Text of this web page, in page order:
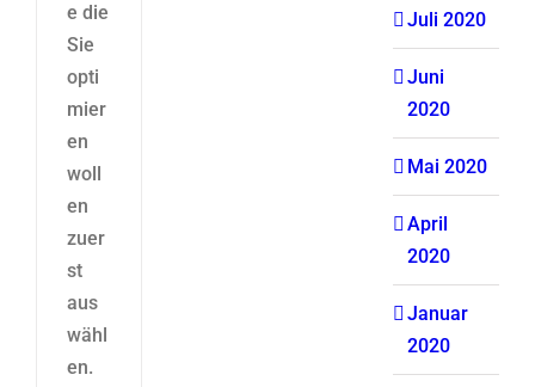
e die
Sie
opti
mier
en
woll
en
zuer
st
aus
wähl
en.
Juli 2020
Juni
2020
Mai 2020
April
2020
Januar
2020